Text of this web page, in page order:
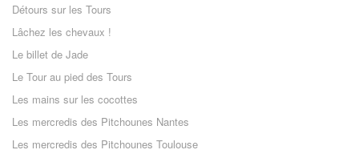
Détours sur les Tours
Lâchez les chevaux !
Le billet de Jade
Le Tour au pied des Tours
Les mains sur les cocottes
Les mercredis des Pitchounes Nantes
Les mercredis des Pitchounes Toulouse